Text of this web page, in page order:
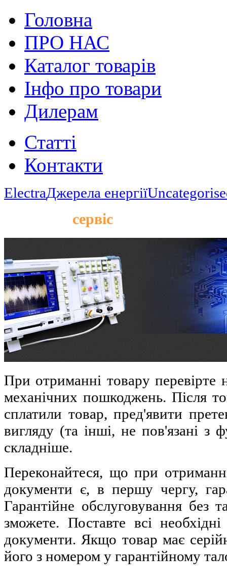
Головна
ПРО НАС
Каталог товарів
Інфо про товари
Дилерам
Статті
Контакти
ElectraДжерела енергії
сервіс
При отриманні товару перевірте
механічних пошкоджень. Після
сплатили товар, пред'явити
вигляду (та інші, не пов'язані з
складніше.
Переконайтеся, що при
документи є, в першу чергу,
Гарантійне обслуговування без
зможете. Поставте всі
документи. Якщо товар має
його з номером у гарантійному